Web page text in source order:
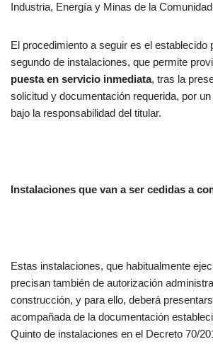
Industria, Energía y Minas de la
El procedimiento a seguir es el establecido
segundo de instalaciones, que permite
puesta en servicio inmediata, tras la
solicitud y documentación requerida, por
bajo la responsabilidad del titular.
Instalaciones que van a ser cedidas a
Estas instalaciones, que habitualmente
precisan también de autorización
construcción, y para ello, deberá
acompañada de la documentación
Quinto de instalaciones en el Decreto 70/